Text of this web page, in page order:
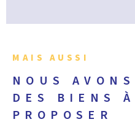
MAIS AUSSI
NOUS
DES BIENS À
PROPOSER